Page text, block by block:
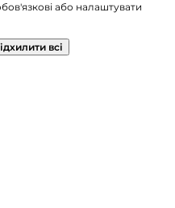
або налаштувати
всі